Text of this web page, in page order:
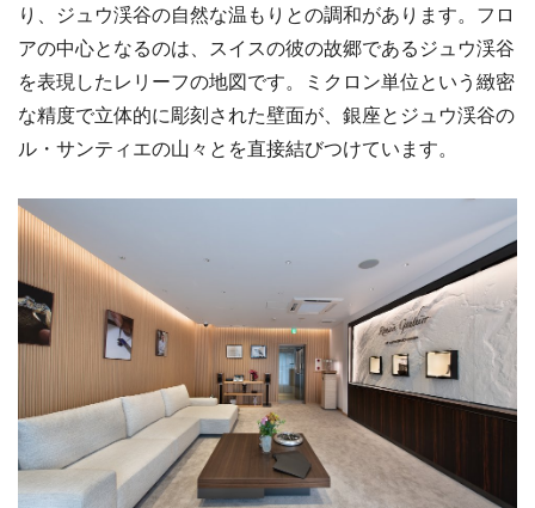
り、ジュウ渓谷の自然な温もりとの調和があります。フロ
アの中心となるのは、スイスの彼の故郷であるジュウ渓谷
を表現したレリーフの地図です。ミクロン単位という緻密
な精度で立体的に彫刻された壁面が、銀座とジュウ渓谷の
ル・サンティエの山々とを直接結びつけています。